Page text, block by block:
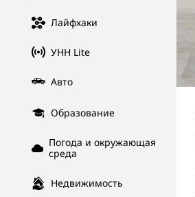
Лайфхаки
УНН Lite
Авто
Образование
Погода и окружающая
среда
Недвижимость